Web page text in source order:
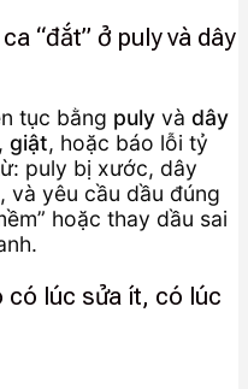
“đắt” ở puly và dây
tục bằng puly và dây
, giật, hoặc báo lỗi tỷ
puly bị xước, dây
và yêu cầu dầu đúng
hoặc thay dầu sai
có lúc sửa ít, có lúc